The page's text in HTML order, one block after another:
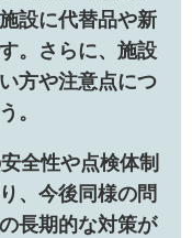
設に代替品や新
。さらに、施設
方や注意点につ
。
全性や点検体制
、今後同様の問
長期的な対策が